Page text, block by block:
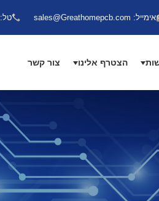
טל: 0086-755-27225080 אימייל: sales@Greathomepcb.com
הצטרף אלינו צור קשר